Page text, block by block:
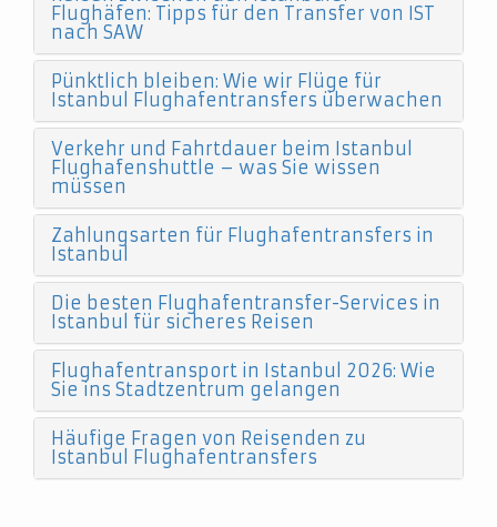
Flughäfen: Tipps für den Transfer von IST
nach SAW
Pünktlich bleiben: Wie wir Flüge für
Istanbul Flughafentransfers überwachen
Verkehr und Fahrtdauer beim Istanbul
Flughafenshuttle – was Sie wissen
müssen
Zahlungsarten für Flughafentransfers in
Istanbul
Die besten Flughafentransfer-Services in
Istanbul für sicheres Reisen
Flughafentransport in Istanbul 2026: Wie
Sie ins Stadtzentrum gelangen
Häufige Fragen von Reisenden zu
Istanbul Flughafentransfers